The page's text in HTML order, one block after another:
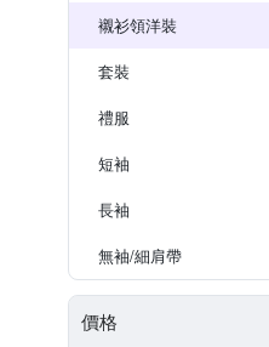
襯衫領洋裝
套裝
禮服
短袖
長袖
無袖/細肩帶
價格